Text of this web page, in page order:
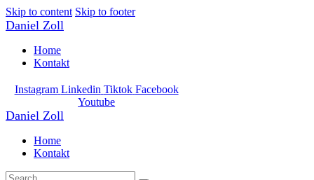
Skip to content Skip to footer
Daniel Zoll
Home
Kontakt
Instagram Linkedin Tiktok Facebook
Youtube
Daniel Zoll
Home
Kontakt